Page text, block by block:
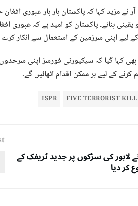
نے مزید کہا کہ پاکستان بار بار عبوری
بنائے۔ پاکستان کو امید ہے کہ
کے لیے اپنی سرزمین کے استعمال سے انکار
بھی کہا گیا کہ سیکیورٹی فورسز اپنی
کے لیے ہر ممکن اقدام اٹھائیں گے۔
FIVE TERRORIST
ISPR
لاہور کی سڑکوں پر جدید ٹریفک کے
کر دیا